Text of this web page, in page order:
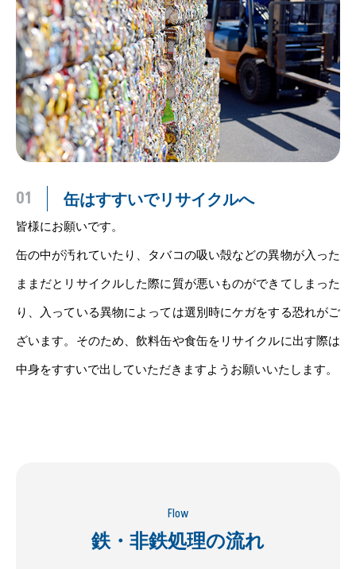
01 缶はすすいでリサイクルへ
皆様にお願いです。
缶の中が汚れていたり、タバコの吸い殻などの異物が入った
ままだとリサイクルした際に質が悪いものができてしまった
り、入っている異物によっては選別時にケガをする恐れがご
ざいます。そのため、飲料缶や食缶をリサイクルに出す際は
中身をすすいで出していただきますようお願いいたします。
Flow
鉄・非鉄処理の流れ